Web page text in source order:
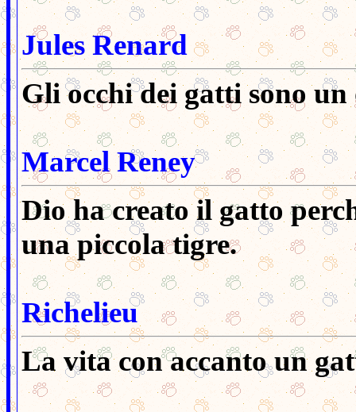
Jules Renard
Gli occhi dei gatti sono
Marcel Reney
Dio ha creato il gatto
una piccola tigre.
Richelieu
La vita con accanto un